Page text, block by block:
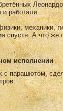
работали.
механики,
спустя. А что же
исполнении
парашютом,